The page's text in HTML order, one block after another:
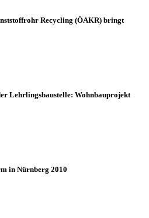
Recycling (ÖAKR) bringt
Lehrlingsbaustelle: Wohnbauprojekt
in Nürnberg 2010